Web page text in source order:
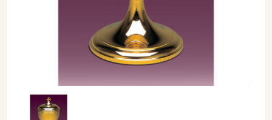
Puszka na komunikanty mosiężna, pozłacana, h: 38 cm. -